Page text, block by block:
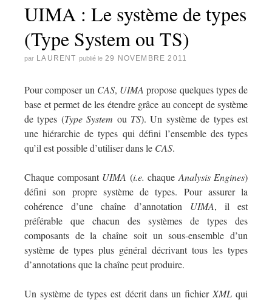
UIMA : Le système de types
(Type System ou TS)
par LAURENT publié le 29 NOVEMBRE 2011
Pour composer un CAS, UIMA propose quelques types de
base et permet de les étendre grâce au concept de système
de types (Type System ou TS). Un système de types est
une hiérarchie de types qui défini l’ensemble des types
qu’il est possible d’utiliser dans le CAS.
Chaque composant UIMA (i.e. chaque Analysis Engines)
défini son propre système de types. Pour assurer la
cohérence d’une chaîne d’annotation UIMA, il est
préférable que chacun des systèmes de types des
composants de la chaîne soit un sous-ensemble d’un
système de types plus général décrivant tous les types
d’annotations que la chaîne peut produire.
Un système de types est décrit dans un fichier XMLqui